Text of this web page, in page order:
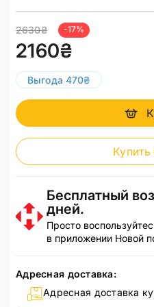
2630₴ -17%
2160₴
Выгода 470₴
Бесплатный
дней.
Просто
в приложении Новой
Адресная доставка:
Адресная доставка